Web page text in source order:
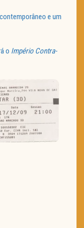
e um
o Império Contra-